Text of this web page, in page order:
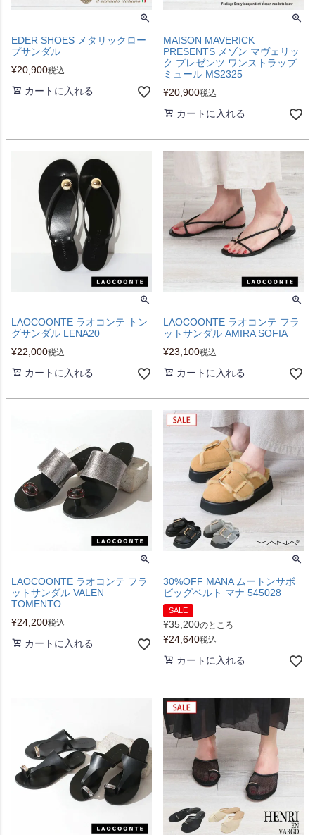
EDER SHOES メタリックロー
プサンダル
¥20,900税込
カートに入れる
MAISON MAVERICK
PRESENTS メゾン マヴェリッ
ク プレゼンツ ワンストラップ
ミュール MS2325
¥20,900税込
カートに入れる
LAOCOONTE ラオコンテ トン
グサンダル LENA20
¥22,000税込
カートに入れる
LAOCOONTE ラオコンテ フラ
ットサンダル AMIRA SOFIA
¥23,100税込
カートに入れる
LAOCOONTE ラオコンテ フラ
ットサンダル VALEN
TOMENTO
¥24,200税込
カートに入れる
30%OFF MANA ムートンサボ
ビッグベルト マナ 545028
SALE
¥35,200のところ
¥24,640税込
カートに入れる